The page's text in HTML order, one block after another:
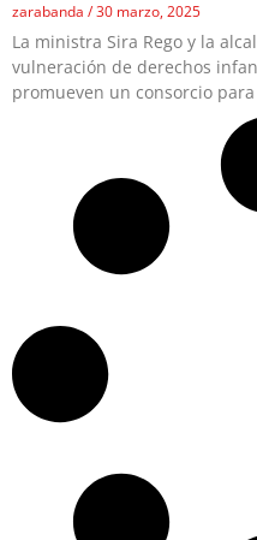
zarabanda 30 marzo, 2025
La ministra Sira Rego y la
vulneración de derechos
promueven un consorcio